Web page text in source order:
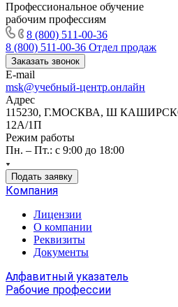
Профессиональное обучение
рабочим профессиям
8 (800) 511-00-36
8 (800) 511-00-36 Отдел продаж
Заказать звонок
E-mail
msk@учебный-центр.онлайн
Адрес
115230, Г.МОСКВА, Ш
12А/1П
Режим работы
Пн. – Пт.: с 9:00 до 18:00
Подать заявку
Компания
Лицензии
О компании
Реквизиты
Документы
Алфавитный указатель
Рабочие профессии